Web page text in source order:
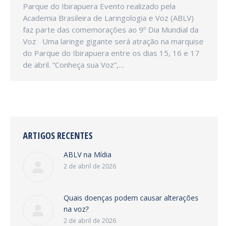
Parque do Ibirapuera Evento realizado pela
Academia Brasileira de Laringologia e Voz (ABLV)
faz parte das comemorações ao 9º Dia Mundial da
Voz Uma laringe gigante será atração na marquise
do Parque do Ibirapuera entre os dias 15, 16 e 17
de abril. “Conheça sua Voz”,…
ARTIGOS RECENTES
ABLV na Mídia
2 de abril de 2026
Quais doenças podem causar alterações
na voz?
2 de abril de 2026